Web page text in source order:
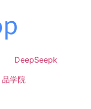
DeepSeepk
品学院